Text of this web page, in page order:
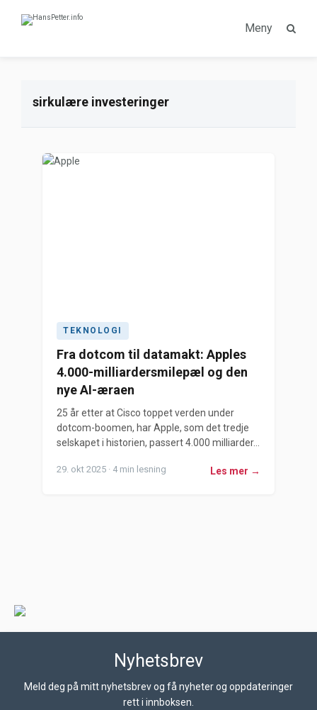
Meny
sirkulære investeringer
TEKNOLOGI
Fra dotcom til datamakt: Apples
4.000-milliardersmilepæl og den
nye AI-æraen
25 år etter at Cisco toppet verden under
dotcom-boomen, har Apple, som det tredje
selskapet i historien, passert 4.000 milliarder...
29. okt 2025 · 4 min lesning Les mer →
Nyhetsbrev
Meld deg på mitt nyhetsbrev og få nyheter og oppdateringer
rett i innboksen.